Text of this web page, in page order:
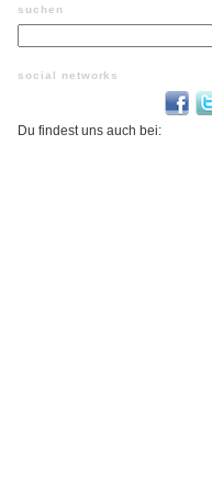
suchen
social networks
Du findest uns auch bei: